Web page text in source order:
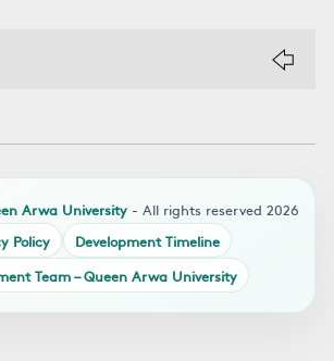
Arwa University - All rights reserved 2026
Policy
Development Timeline
Team – Queen Arwa University